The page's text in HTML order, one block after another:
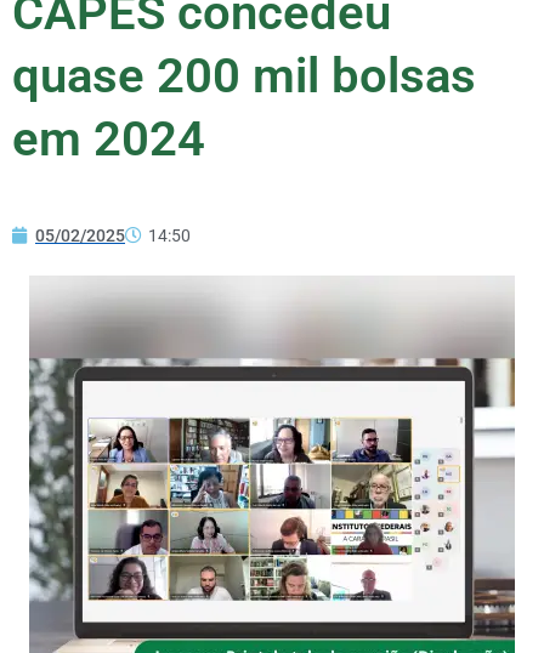
CAPES concedeu
quase 200 mil bolsas
em 2024
05/02/2025 14:50